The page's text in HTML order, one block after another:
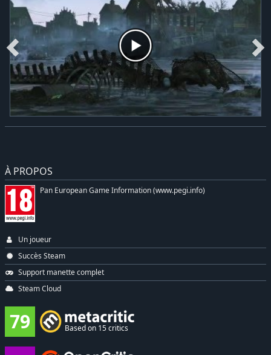
À PROPOS
Pan European Game Information (www.pegi.info)
Un joueur
Succès Steam
Support manette complet
Steam Cloud
79 Based on 15 critics